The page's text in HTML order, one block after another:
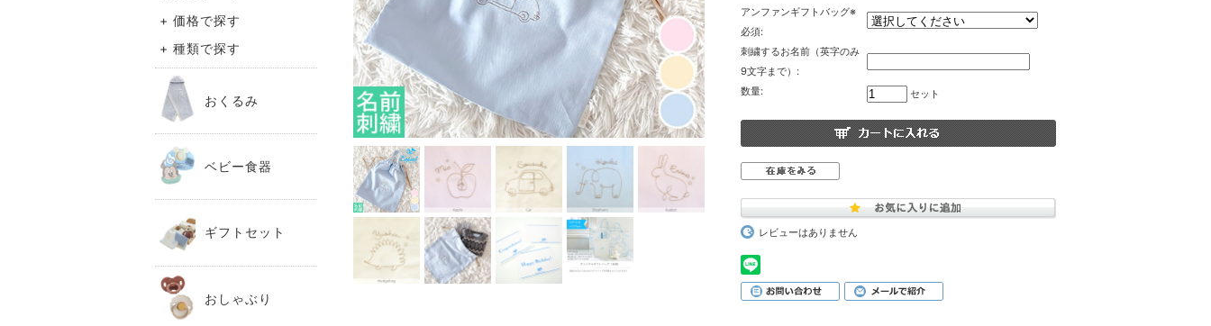
アンファンギフトバッグ※
必須:
刺繍するお名前（英字のみ
9文字まで）:
数量:
セット
レビューはありません
+ 価格で探す
+ 種類で探す
おくるみ
ベビー食器
ギフトセット
おしゃぶり